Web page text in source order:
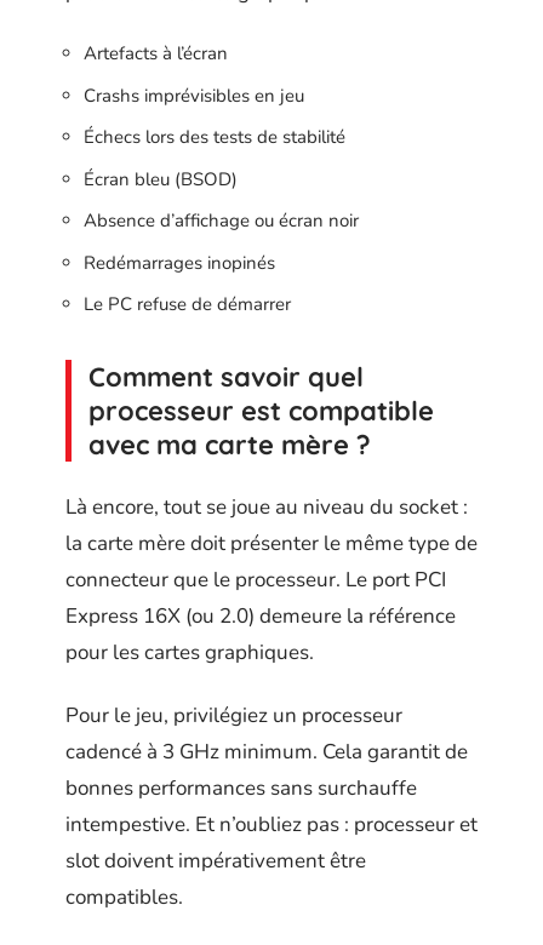
Artefacts à l’écran
Crashs imprévisibles en jeu
Échecs lors des tests de stabilité
Écran bleu (BSOD)
Absence d’affichage ou écran noir
Redémarrages inopinés
Le PC refuse de démarrer
Comment savoir quel
processeur est compatible
avec ma carte mère ?
Là encore, tout se joue au niveau du socket :
la carte mère doit présenter le même type de
connecteur que le processeur. Le port PCI
Express 16X (ou 2.0) demeure la référence
pour les cartes graphiques.
Pour le jeu, privilégiez un processeur
cadencé à 3 GHz minimum. Cela garantit de
bonnes performances sans surchauffe
intempestive. Et n’oubliez pas : processeur et
slot doivent impérativement être
compatibles.